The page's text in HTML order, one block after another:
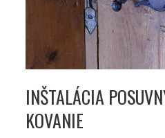
INŠTALÁCIA
KOVANIE